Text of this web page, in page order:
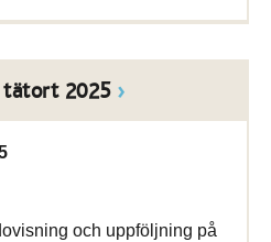
tätort 2025
och uppföljning på